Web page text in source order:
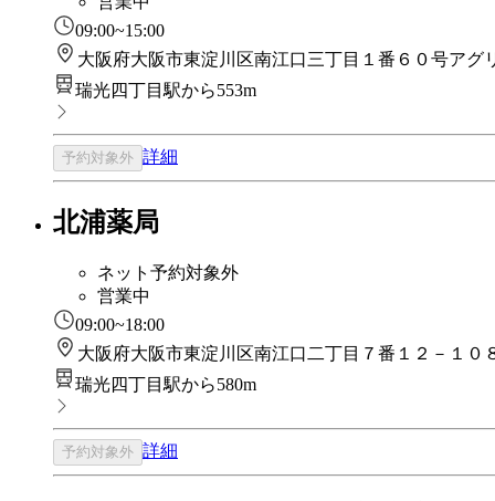
09:00~15:00
大阪府大阪市東淀川区南江口三丁目１番６０号アグ
瑞光四丁目駅から553m
予約対象外 詳細
北浦薬局
ネット予約対象外
営業中
09:00~18:00
大阪府大阪市東淀川区南江口二丁目７番１２－１０
瑞光四丁目駅から580m
予約対象外 詳細